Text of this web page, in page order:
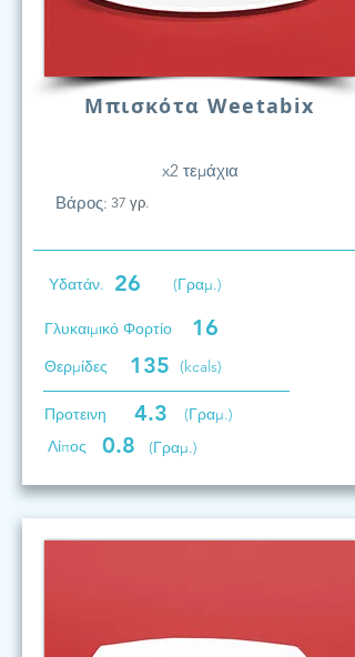
Μπισκότα Weetabix
x2 τεμάχια
Βάρος: 37 γρ.
Υδατάν. 26 (Γραμ.)
Γλυκαιμικό Φορτίο 16
Θερμίδες 135 (kcals)
Προτεινη 4.3
(Γραμ.)
Λίπος
0.8 (Γραμ.)